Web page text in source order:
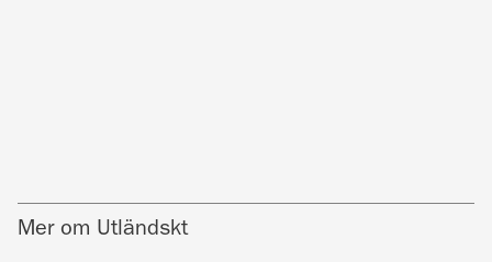
Mer om Utländskt